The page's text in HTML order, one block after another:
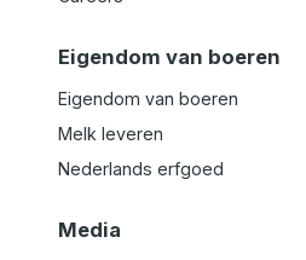
Eigendom van boeren
Eigendom van boeren
Melk leveren
Nederlands erfgoed
Media